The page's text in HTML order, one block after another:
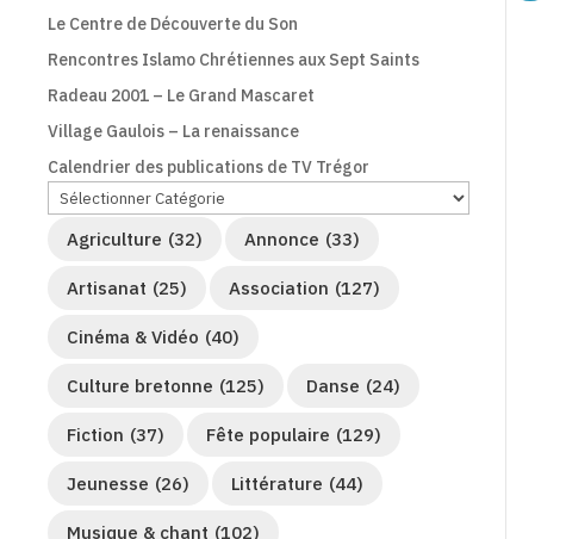
Le Centre de Découverte du Son
Rencontres Islamo Chrétiennes aux Sept Saints
Radeau 2001 – Le Grand Mascaret
Village Gaulois – La renaissance
Calendrier des publications de TV Trégor
Agriculture (32) Annonce (33)
Artisanat (25) Association (127)
Cinéma & Vidéo (40)
Culture bretonne (125) Danse (24)
Fiction (37) Fête populaire (129)
Jeunesse (26) Littérature (44)
Musique & chant (102)